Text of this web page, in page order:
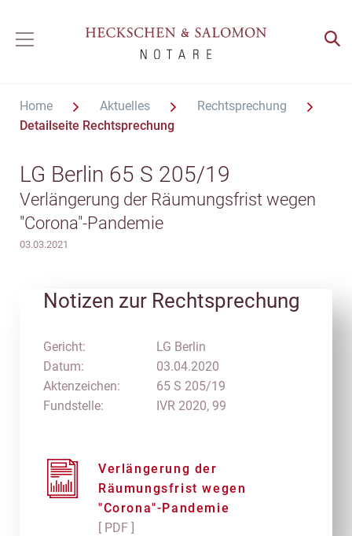
Home Aktuelles
Rechtsprechung
Detailseite Rechtsprechung
LG Berlin 65 S 205/19
Verlängerung der Räumungsfrist wegen
"Corona"-Pandemie
03.03.2021
Notizen zur Rechtsprechung
Gericht:
Datum:
Aktenzeichen:
Fundstelle:
LG Berlin
03.04.2020
65 S 205/19
IVR 2020, 99
Verlängerung der
Räumungsfrist wegen
"Corona"-Pandemie
[ PDF ]